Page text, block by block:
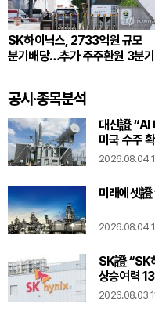
SK하이닉스, 2733억원 규모
분기배당…추가 주주환원 3분기
공시·종목분석
대신證 “AI
미국 수주
2026.08.04
미래에셋證
2026.08.04
SK證 “SK
상승여력
2026.08.03